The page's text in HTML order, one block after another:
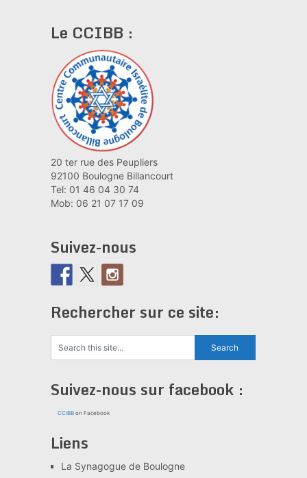
Le CCIBB :
20 ter rue des Peupliers
92100 Boulogne Billancourt
Tel: 01 46 04 30 74
Mob: 06 21 07 17 09
Suivez-nous
Rechercher sur ce site:
Suivez-nous sur facebook :
CCIBBon Facebook
Liens
La Synagogue de Boulogne